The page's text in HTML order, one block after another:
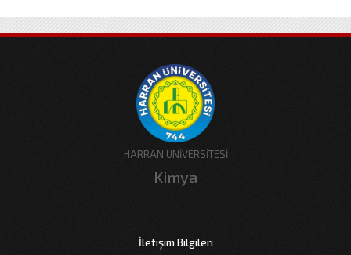
HARRAN ÜNİVERSİTESİ
Kimya
İletişim Bilgileri